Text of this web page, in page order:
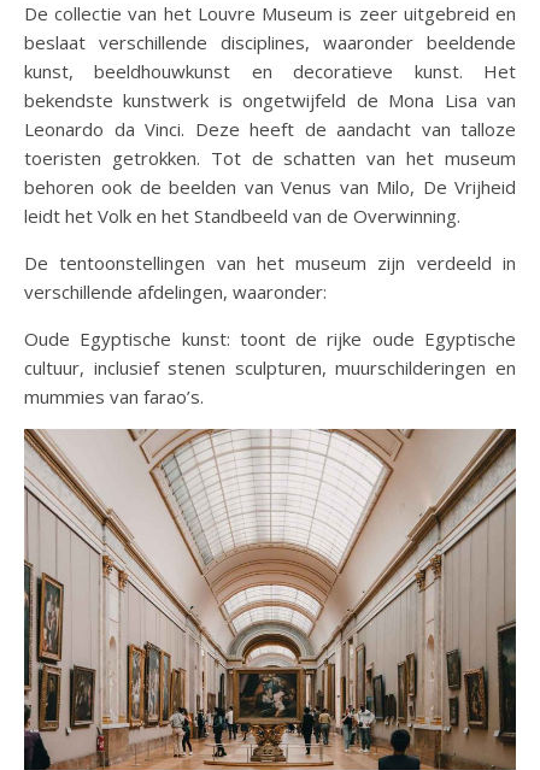
De collectie van het Louvre Museum is zeer uitgebreid en
beslaat verschillende disciplines, waaronder beeldende
kunst, beeldhouwkunst en decoratieve kunst. Het
bekendste kunstwerk is ongetwijfeld de Mona Lisa van
Leonardo da Vinci. Deze heeft de aandacht van talloze
toeristen getrokken. Tot de schatten van het museum
behoren ook de beelden van Venus van Milo, De Vrijheid
leidt het Volk en het Standbeeld van de Overwinning.
De tentoonstellingen van het museum zijn verdeeld in
verschillende afdelingen, waaronder:
Oude Egyptische kunst: toont de rijke oude Egyptische
cultuur, inclusief stenen sculpturen, muurschilderingen en
mummies van farao’s.